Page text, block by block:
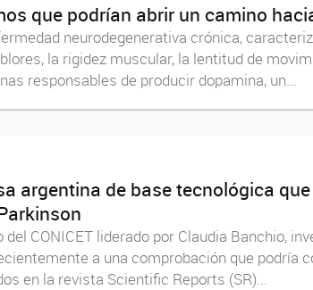
que podrían abrir un camino
neurodegenerativa crónica,
la rigidez muscular, la lentitud de
responsables de producir dopamina, un...
argentina de base tecnológica
del CONICET liderado por Claudia Banchio,
a una comprobación que
en la revista Scientific Reports (SR)...